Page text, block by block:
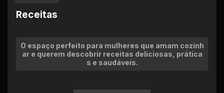
Receitas
O espaço perfeito para mulheres que amam cozinh
ar e querem descobrir receitas deliciosas, prática
s e saudáveis.